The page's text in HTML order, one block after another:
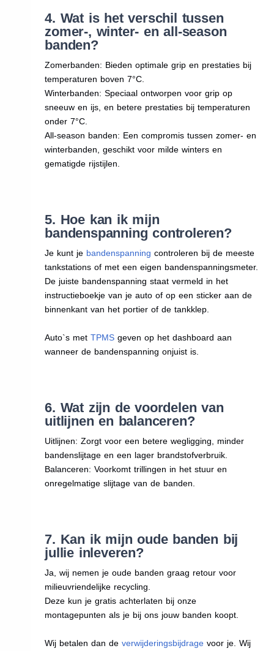
4. Wat is het verschil tussen
zomer-, winter- en all-season
banden?
Zomerbanden: Bieden optimale grip en prestaties bij
temperaturen boven 7°C.
Winterbanden: Speciaal ontworpen voor grip op
sneeuw en ijs, en betere prestaties bij temperaturen
onder 7°C.
All-season banden: Een compromis tussen zomer- en
winterbanden, geschikt voor milde winters en
gematigde rijstijlen.
5. Hoe kan ik mijn
bandenspanning controleren?
Je kunt je bandenspanning controleren bij de meeste
tankstations of met een eigen bandenspanningsmeter.
De juiste bandenspanning staat vermeld in het
instructieboekje van je auto of op een sticker aan de
binnenkant van het portier of de tankklep.
Auto`s metTPMS geven op het dashboard aan
wanneer de bandenspanning onjuist is.
6. Wat zijn de voordelen van
uitlijnen en balanceren?
Uitlijnen: Zorgt voor een betere wegligging, minder
bandenslijtage en een lager brandstofverbruik.
Balanceren: Voorkomt trillingen in het stuur en
onregelmatige slijtage van de banden.
7. Kan ik mijn oude banden bij
jullie inleveren?
Ja, wij nemen je oude banden graag retour voor
milieuvriendelijke recycling.
Deze kun je gratis achterlaten bij onze
montagepunten als je bij ons jouw banden koopt.
Wij betalen dan deverwijderingsbijdrage voor je. Wij